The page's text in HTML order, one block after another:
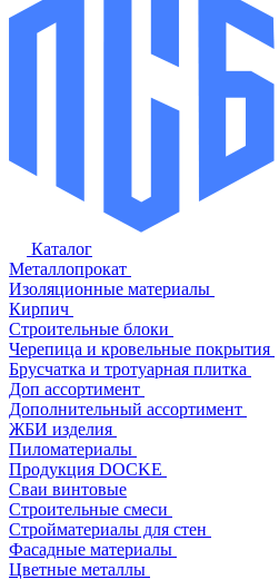
Каталог
Металлопрокат
Изоляционные материалы
Кирпич
Строительные блоки
Черепица и кровельные покрытия
Брусчатка и тротуарная плитка
Доп ассортимент
Дополнительный ассортимент
ЖБИ изделия
Пиломатериалы
Продукция DOCKE
Сваи винтовые
Строительные смеси
Стройматериалы для стен
Фасадные материалы
Цветные металлы